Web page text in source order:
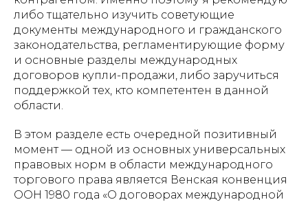
либо тщательно изучить советующие
документы международного и гражданского
законодательства, регламентирующие форму
и основные разделы международных
договоров купли-продажи, либо заручиться
поддержкой тех, кто компетентен в данной
области.
В этом разделе есть очередной позитивный
момент — одной из основных универсальных
правовых норм в области международного
торгового права является Венская конвенция
ООН 1980 года «О договорах международной